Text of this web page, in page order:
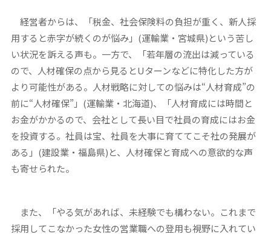
経営者からは、「税金、社会保険料の負担が重く、新人採
用すると赤字が続くのが悩み」(運輸業・宮城県)という苦し
い状況を訴える声も。一方で、「若年層の流出は減っている
ので、人材確保の点から見るとUターンなどに特化した方が
より可能性がある。人材戦略に対しての悩みは“人材育成”の
前に“人材確保”」(運輸業・北海道)、「人材育成には時間と
お金がかかるので、会社として長い目で社員の育成にはお金
を投資する。社員は宝、社員を大事に育ててこそ社の発展が
ある」(建設業・福島県)と、人材確保と育成への意欲的な声
も寄せられた。
また、「やる気があれば、未経験でも構わない。これまで
採用してこなかった女性の営業職への登用も視野に入れてい